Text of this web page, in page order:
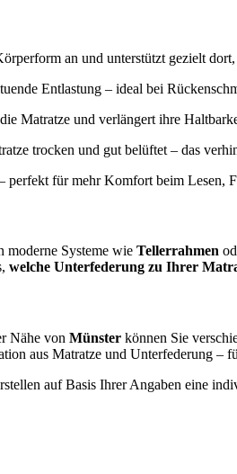
an und unterstützt gezielt
Entlastung – ideal bei
Matratze und verlängert ihre
trocken und gut belüftet – das
für mehr Komfort beim Lesen,
moderne Systeme wie Tellerrahmen
welche Unterfederung zu Ihrer
Nähe von Münster können Sie
aus Matratze und Unterfederung –
auf Basis Ihrer Angaben eine